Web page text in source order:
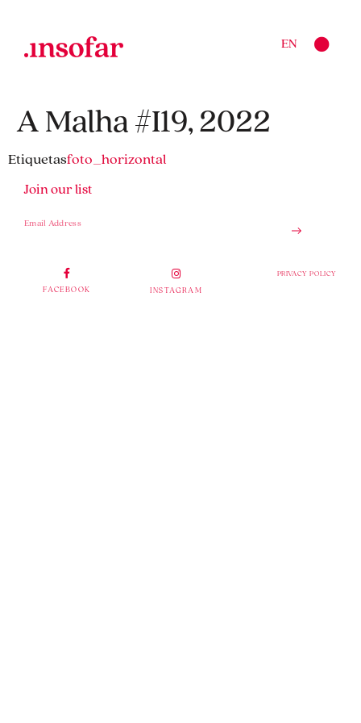
EN
A Malha #I19, 2022
Etiquetasfoto_horizontal
Join our list
FACEBOOK INSTAGRAM
PRIVACY POLICY